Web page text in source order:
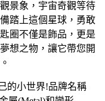
景象，宇宙奇觀等待
踏上這個星球，勇敢
圈不僅是飾品，更是
想之物，讓它帶您開